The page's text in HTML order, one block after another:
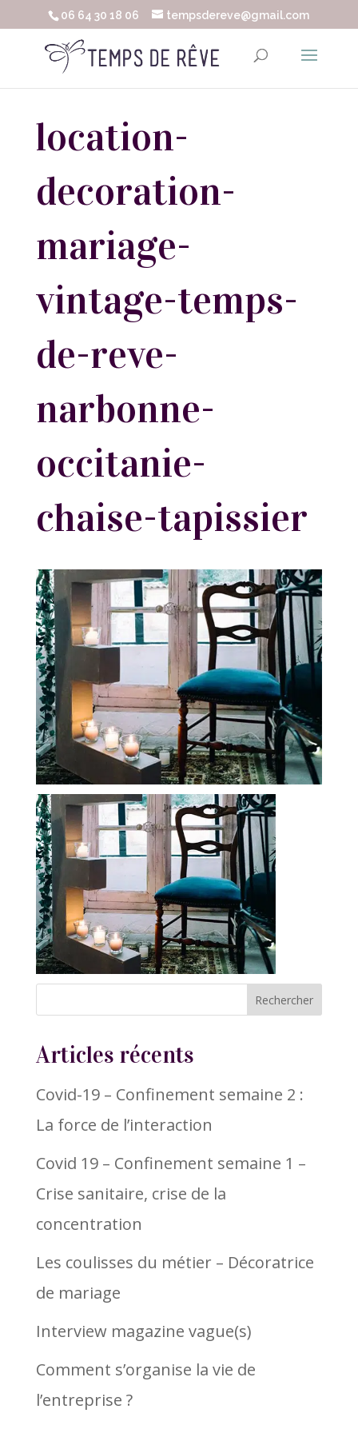
06 64 30 18 06 tempsdereve@gmail.com
location-
decoration-
mariage-
vintage-temps-
de-reve-
narbonne-
occitanie-
chaise-tapissier
Articles récents
Covid-19 – Confinement semaine 2 :
La force de l’interaction
Covid 19 – Confinement semaine 1 –
Crise sanitaire, crise de la
concentration
Les coulisses du métier – Décoratrice
de mariage
Interview magazine vague(s)
Comment s’organise la vie de
l’entreprise ?